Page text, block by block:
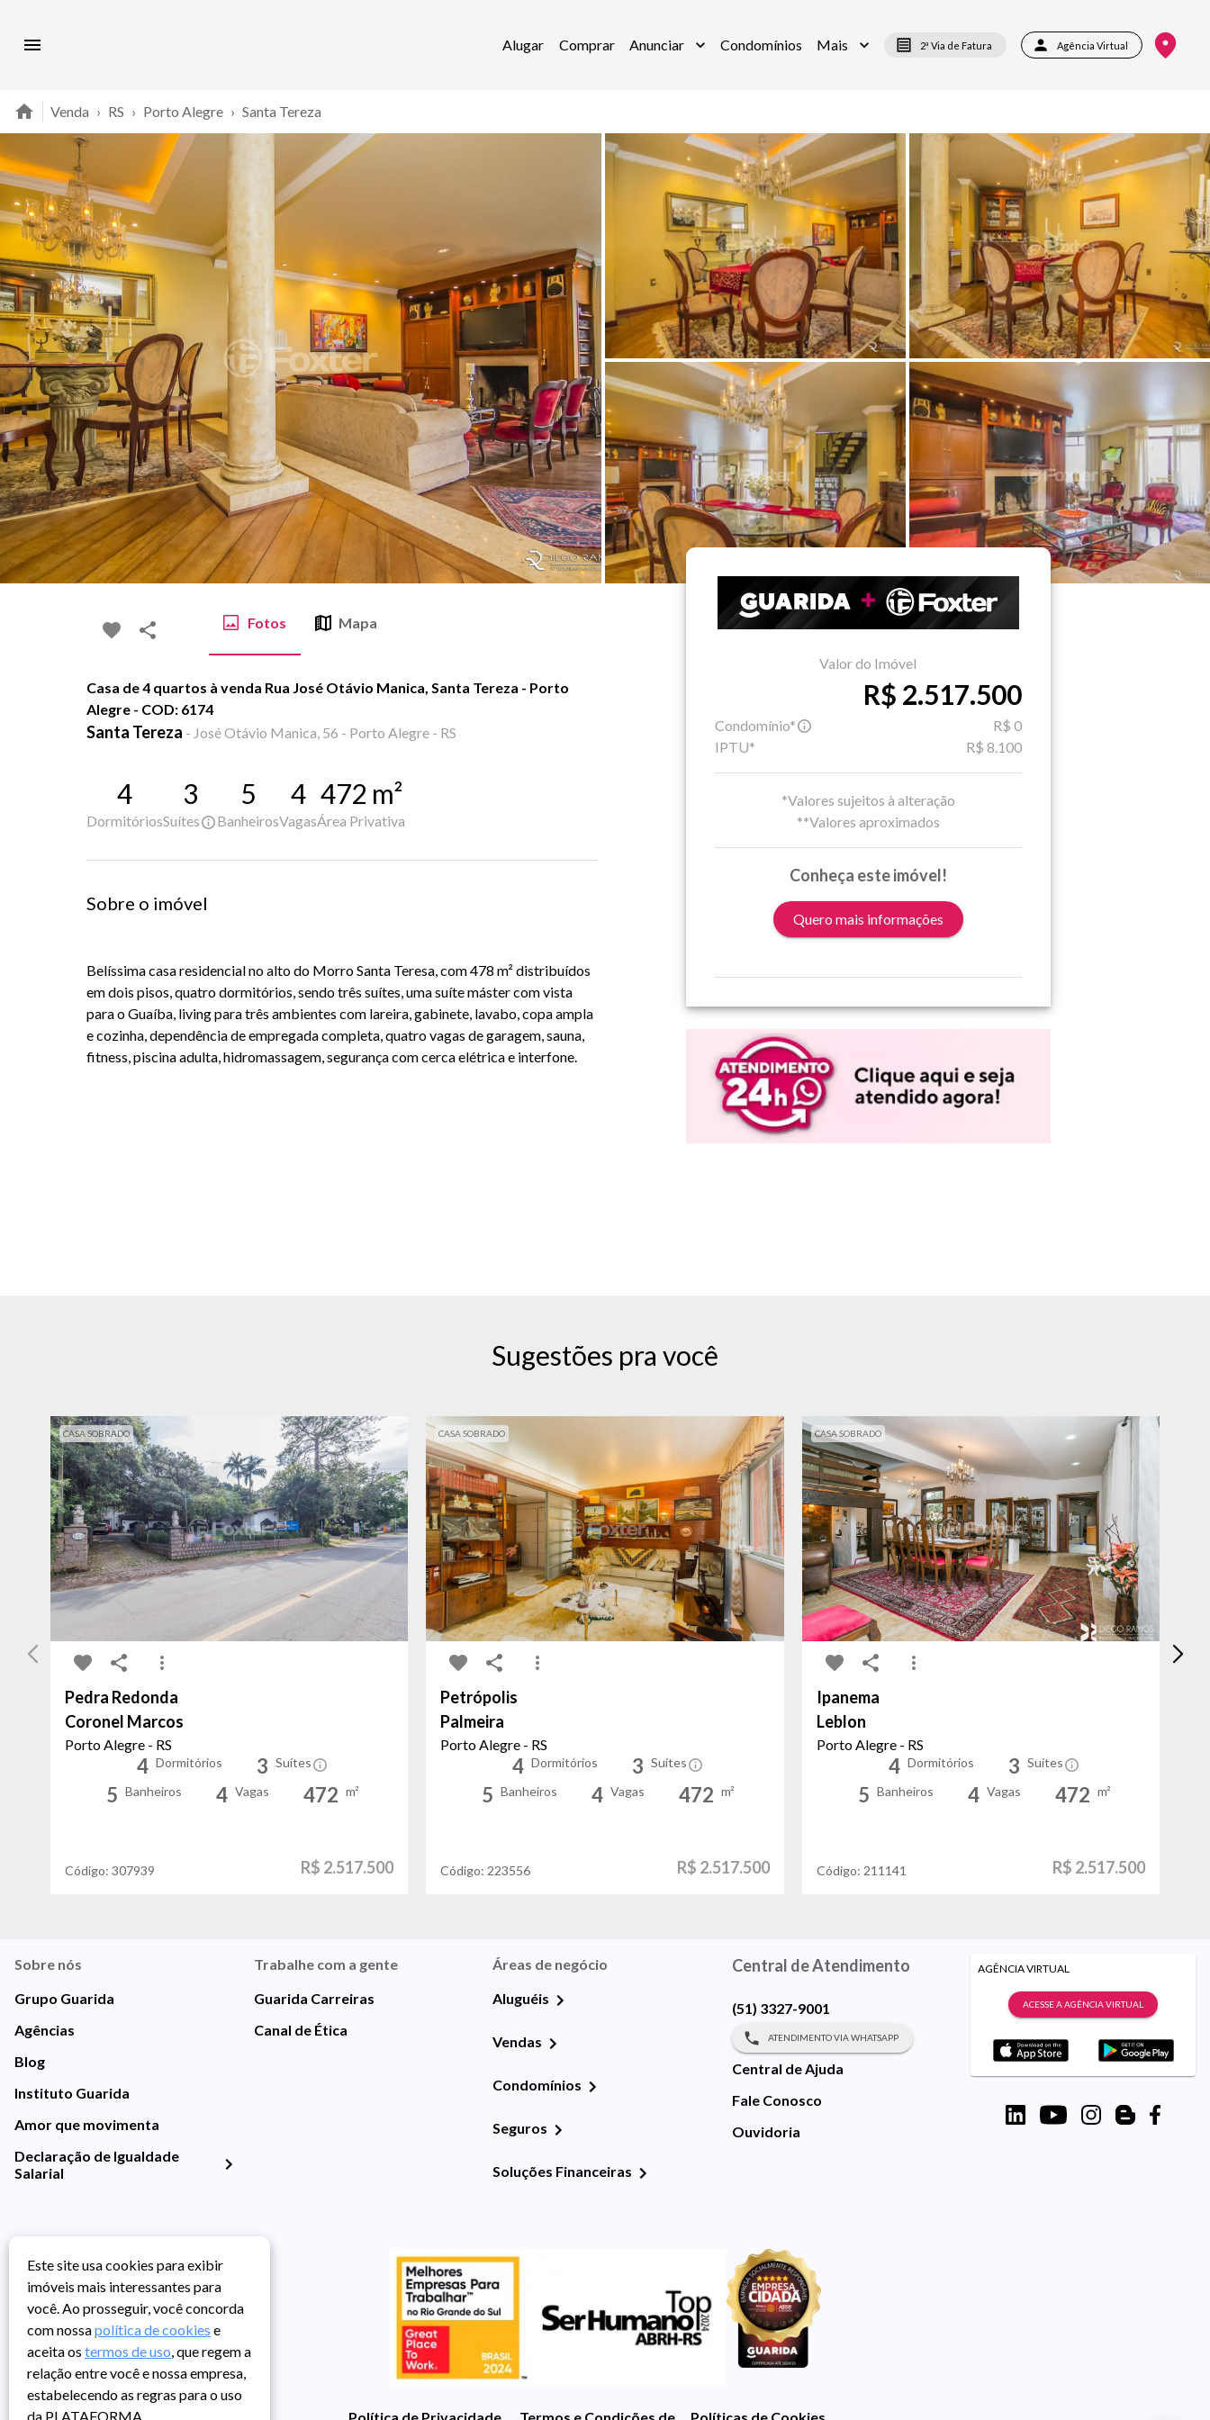
Alugar Comprar Anunciar Condomínios Mais 2ª Via de Fatura Agência Virtual
Venda › RS › Porto Alegre › Santa Tereza
Fotos Mapa
Casa de 4 quartos à venda Rua José Otávio Manica, Santa Tereza - Porto
Alegre - COD: 6174
Santa Tereza - José Otávio Manica, 56 - Porto Alegre - RS
4
Dormitórios
3
Suítes
5
Banheiros
4
Vagas
472 m²
Área Privativa
Sobre o imóvel
Belíssima casa residencial no alto do Morro Santa Teresa, com 478 m² distribuídos
em dois pisos, quatro dormitórios, sendo três suítes, uma suíte máster com vista
para o Guaíba, living para três ambientes com lareira, gabinete, lavabo, copa ampla
e cozinha, dependência de empregada completa, quatro vagas de garagem, sauna,
fitness, piscina adulta, hidromassagem, segurança com cerca elétrica e interfone.
Valor do Imóvel
R$ 2.517.500
Condomínio*
R$ 0
IPTU*
R$ 8.100
*Valores sujeitos à alteração
**Valores aproximados
Conheça este imóvel!
Quero mais informações
Sugestões pra você
CASA SOBRADO
Pedra Redonda
Coronel Marcos
Porto Alegre - RS
4 Dormitórios 3 Suítes
5 Banheiros 4 Vagas 472 m²
Código: 307939 R$ 2.517.500
CASA SOBRADO
Petrópolis
Palmeira
Porto Alegre - RS
4 Dormitórios 3 Suítes
5 Banheiros 4 Vagas 472 m²
Código: 223556 R$ 2.517.500
CASA SOBRADO
Ipanema
Leblon
Porto Alegre - RS
4 Dormitórios 3 Suítes
5 Banheiros 4 Vagas 472 m²
Código: 211141 R$ 2.517.500
Sobre nós
Grupo Guarida
Agências
Blog
Instituto Guarida
Amor que movimenta
Declaração de Igualdade
Salarial
Trabalhe com a gente
Guarida Carreiras
Canal de Ética
Áreas de negócio
Aluguéis
Vendas
Condomínios
Seguros
Soluções Financeiras
Central de Atendimento
(51) 3327-9001
ATENDIMENTO VIA WHATSAPP
Central de Ajuda
Fale Conosco
Ouvidoria
AGÊNCIA VIRTUAL
ACESSE A AGÊNCIA VIRTUAL
Política de Privacidade Termos e Condições de UsoPolíticas de Cookies
Este site usa cookies para exibir
imóveis mais interessantes para
você. Ao prosseguir, você concorda
com nossapolítica de cookies e
aceita os termos de uso, que regem a
relação entre você e nossa empresa,
estabelecendo as regras para o uso
da PLATAFORMA.